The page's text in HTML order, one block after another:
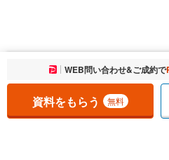
お気に入りに追加しました。
WEB問い合わせ&ご成約で
資料をもらう 無料